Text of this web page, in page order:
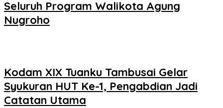
Seluruh Program Walikota Agung
Nugroho
Kodam XIX Tuanku Tambusai Gelar
Syukuran HUT Ke-1, Pengabdian Jadi
Catatan Utama